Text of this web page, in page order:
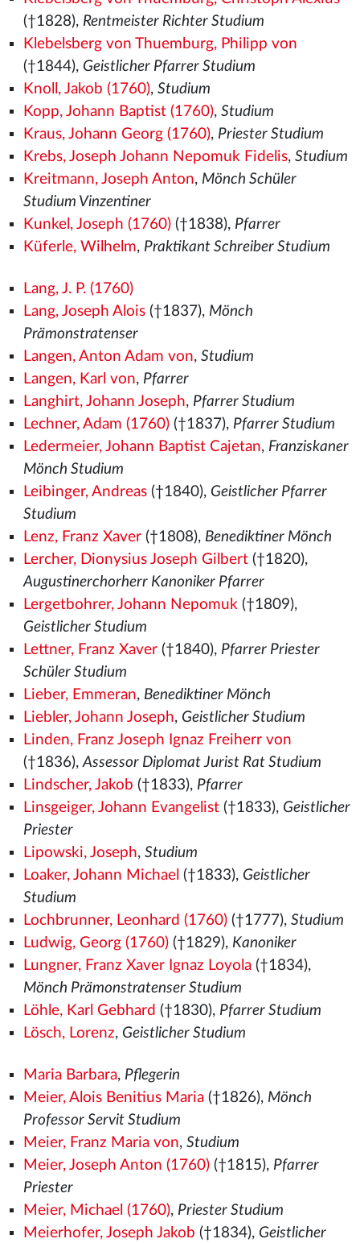
(†1828), Rentmeister Richter Studium
Klebelsberg von Thuemburg, Philipp von
(†1844), Geistlicher Pfarrer Studium
Knoll, Jakob (1760), Studium
Kopp, Johann Baptist (1760), Studium
Kraus, Johann Georg (1760), Priester Studium
Krebs, Joseph Johann Nepomuk Fidelis, Studium
Kreitmann, Joseph Anton, Mönch Schüler
Studium Vinzentiner
Kunkel, Joseph (1760)(†1838), Pfarrer
Küferle, Wilhelm, Praktikant Schreiber Studium
Lang, J. P. (1760)
Lang, Joseph Alois(†1837), Mönch
Prämonstratenser
Langen, Anton Adam von, Studium
Langen, Karl von, Pfarrer
Langhirt, Johann Joseph, Pfarrer Studium
Lechner, Adam (1760)(†1837), Pfarrer Studium
Ledermeier, Johann Baptist Cajetan, Franziskaner
Mönch Studium
Leibinger, Andreas(†1840), Geistlicher Pfarrer
Studium
Lenz, Franz Xaver(†1808), Benediktiner Mönch
Lercher, Dionysius Joseph Gilbert(†1820),
Augustinerchorherr Kanoniker Pfarrer
Lergetbohrer, Johann Nepomuk(†1809),
Geistlicher Studium
Lettner, Franz Xaver(†1840), Pfarrer Priester
Schüler Studium
Lieber, Emmeran, Benediktiner Mönch
Liebler, Johann Joseph, Geistlicher Studium
Linden, Franz Joseph Ignaz Freiherr von
(†1836),Assessor Diplomat Jurist Rat Studium
Lindscher, Jakob (†1833), Pfarrer
Linsgeiger, Johann Evangelist(†1833), Geistlicher
Priester
Lipowski, Joseph, Studium
Loaker, Johann Michael (†1833), Geistlicher
Studium
Lochbrunner, Leonhard (1760)(†1777), Studium
Ludwig, Georg (1760)(†1829), Kanoniker
Lungner, Franz Xaver Ignaz Loyola(†1834),
Mönch Prämonstratenser Studium
Löhle, Karl Gebhard (†1830), Pfarrer Studium
Lösch, Lorenz, Geistlicher Studium
Maria Barbara, Pflegerin
Meier, Alois Benitius Maria(†1826), Mönch
Professor Servit Studium
Meier, Franz Maria von, Studium
Meier, Joseph Anton (1760)(†1815), Pfarrer
Priester
Meier, Michael (1760), Priester Studium
Meierhofer, Joseph Jakob (†1834), Geistlicher